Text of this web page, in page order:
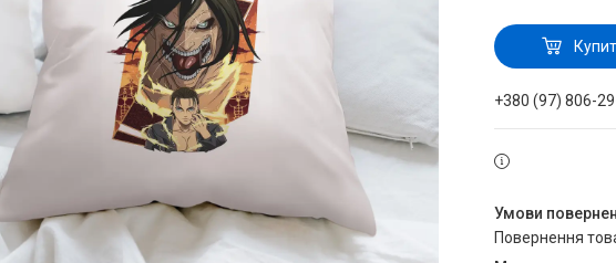
+380 (97) 806-
повернення